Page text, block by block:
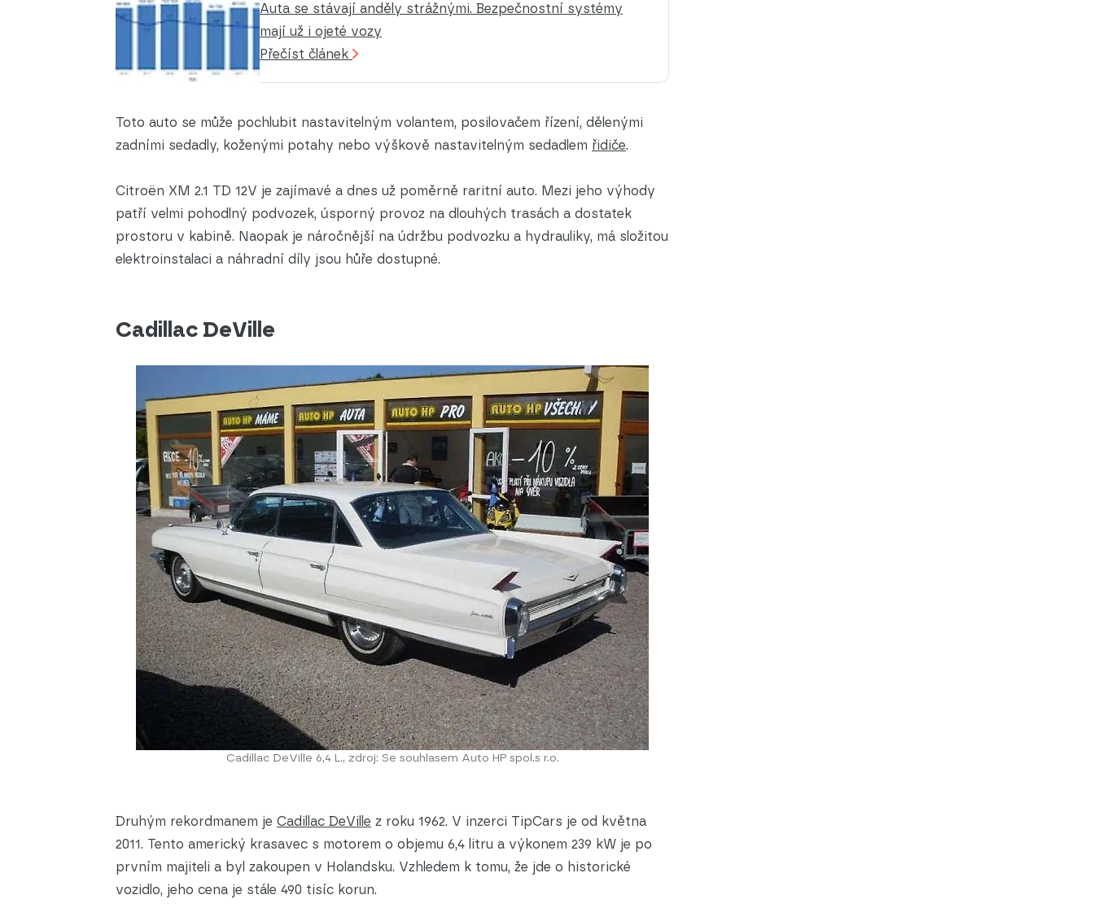
Auta se stávají anděly strážnými. Bezpečnostní systémy
mají už i ojeté vozy
Přečíst článek
Toto auto se může pochlubit nastavitelným volantem, posilovačem řízení, dělenými
zadními sedadly, koženými potahy nebo výškově nastavitelným sedadlem řidiče.
Citroën XM 2.1 TD 12V je zajímavé a dnes už poměrně raritní auto. Mezi jeho výhody
patří velmi pohodlný podvozek, úsporný provoz na dlouhých trasách a dostatek
prostoru v kabině. Naopak je náročnější na údržbu podvozku a hydrauliky, má složitou
elektroinstalaci a náhradní díly jsou hůře dostupné.
Cadillac DeVille
Cadillac DeVille 6,4 L., zdroj: Se souhlasem Auto HP spol.s r.o.
Druhým rekordmanem je Cadillac DeVille z roku 1962. V inzerci TipCars je od května
2011. Tento americký krasavec s motorem o objemu 6,4 litru a výkonem 239 kW je po
prvním majiteli a byl zakoupen v Holandsku. Vzhledem k tomu, že jde o historické
vozidlo, jeho cena je stále 490 tisíc korun.